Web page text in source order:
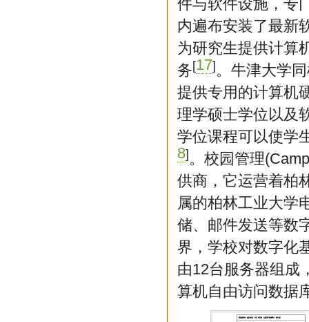
件与软件设施，专
内遍布安装了最新
为研究生提供计算
务[17]。牛津大学
提供专用的计算机
理学硕士学位以及
学位课程可以使学
8]。校园管理
供商，它运营着柏
属的柏林工业大学
储、邮件发送等数
界，学校对数字化
由12台服务器组成
算机自由访问数据